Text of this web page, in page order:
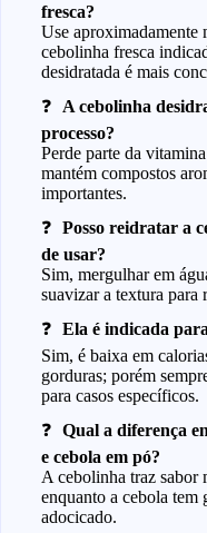
fresca?
Use aproximadamente
cebolinha fresca
desidratada é mais
A cebolinha
processo?
Perde parte da
mantém compostos
importantes.
Posso reidratar a
de usar?
Sim, mergulhar em
suavizar a textura para
Ela é indicada
Sim, é baixa em
gorduras; porém
para casos específicos.
Qual a diferença
e cebola em pó?
A cebolinha traz sabor
enquanto a cebola tem
adocicado.